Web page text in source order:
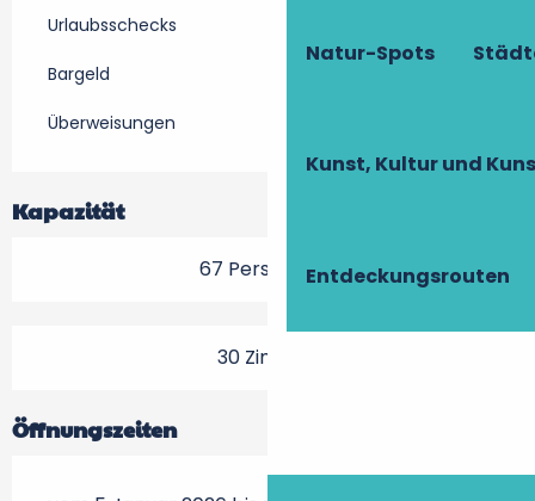
Natur-Spots
Kunst, Kultur und
Entdeckungsrouten
Urlaubsschecks
Bargeld
Überweisungen
Kapazität
67 Person(en)
30 Zimmer
Öffnungszeiten